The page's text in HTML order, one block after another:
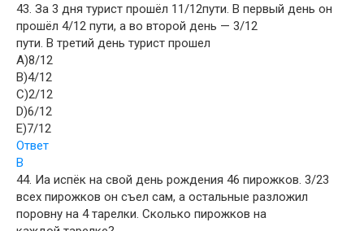
43. За 3 дня турист прошёл 11/12пути. В первый день он
прошёл 4/12 пути, а во второй день — 3/12
пути. В третий день турист прошел
A)8/12
B)4/12
C)2/12
D)6/12
E)7/12
Ответ
B
44. Иа испёк на свой день рождения 46 пирожков. 3/23
всех пирожков он съел сам, а остальные разложил
поровну на 4 тарелки. Сколько пирожков на